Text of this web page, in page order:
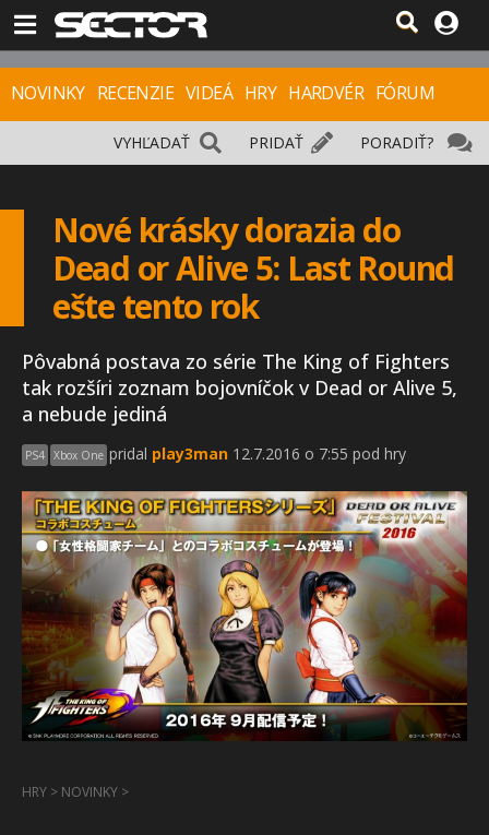
NOVINKY RECENZIE VIDEÁ HRY HARDVÉR FÓRUM
PORADIŤ?
PRIDAŤ
VYHĽADAŤ
Nové krásky dorazia do
Dead or Alive 5: Last Round
ešte tento rok
Pôvabná postava zo série The King of Fighters
tak rozšíri zoznam bojovníčok v Dead or Alive 5,
a nebude jediná
PS4 Xbox One pridal play3man 12.7.2016 o 7:55 pod hry
HRY > NOVINKY >